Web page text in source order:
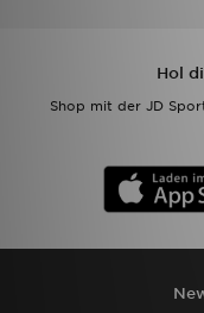
Hol
Shop mit der JD